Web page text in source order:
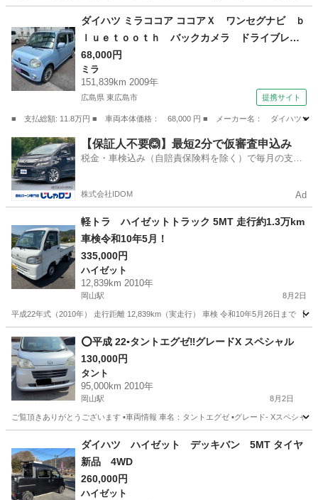
西富井駅 タント エンジン
ダイハツ ミラココア ココアＸ ワンセグナビ ｂ
ｌｕｅｔｏｏｔｈ バックカメラ ドライブレコ
ーダー （検8.9）
68,000円
ミラ
151,839km 2009年
広島県 東広島市 提携サイト
■ 支払総額: 11.8万円 ■ 車両本体価格： 68,000 円 ■ メーカー名： ダイハツ
広島 東広島市 ミラ
【保証人不要🙆】最短2分で仮審査申込み
税金・車検込み（自賠責保険料を除く）で毎月の支払
株式会社IDOM Ad
軽トラ ハイゼットトラック 5MT 走行約1.3万km
車検令和10年5月！
335,000円
ハイゼット
12,839km 2010年
岡山駅 8月2日
平成22年式（2010年） 走行距離 12,839km（実走行） 車検 令和10年5月26日まで 【
岡山 岡山市 岡山駅 ハイゼット
⭕️平成 22▪️タントエグゼ‼️グレードX スペシャル
130,000円
タント
95,000km 2010年
岡山駅 8月2日
ご覧頂きありがとうございます ▪️車両情報 車名：タントエグゼ ▪️グレード- Xスペシャル
岡山駅 タント
ダイハツ ハイゼット デッキバン 5MT タイヤ
新品 4WD
260,000円
ハイゼット